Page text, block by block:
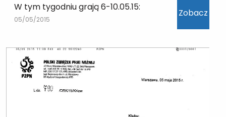
W tym tygodniu grają 6-10.05.15:
05/05/2015
Zobacz